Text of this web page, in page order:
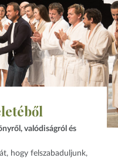
valódiságról és
hogy felszabaduljunk,